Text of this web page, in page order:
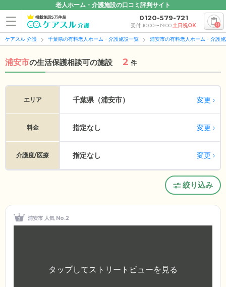
老人ホーム・介護施設の口コミ評判サイト
掲載施設5万件超 0120-579-721
受付 10:00〜19:00土日祝OK 0
ケアスル 介護 千葉県の有料老人ホーム・介護施設一覧 浦安市の有料老人ホーム・介護
浦安市の生活保護相談可の施設 2 件
エリア 千葉県（浦安市） 変更
料金 指定なし 変更
介護度/医療 指定なし 変更
絞り込み
浦安市 人気 No.2